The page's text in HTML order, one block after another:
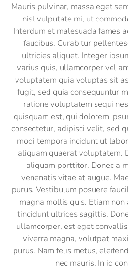
Mauris pulvinar, massa eget
nisl vulputate mi, ut
Interdum et malesuada fames
faucibus. Curabitur
ultricies aliquet. Integer
varius quis, ullamcorper vel
voluptatem quia voluptas sit
fugit, sed quia consequuntur
ratione voluptatem sequi
quisquam est, qui dolorem
consectetur, adipisci velit, sed
modi tempora incidunt ut
aliquam quaerat voluptatem.
aliquam porttitor. Donec a
venenatis vitae at augue.
purus. Vestibulum posuere
magna mollis quis. Etiam
tincidunt ultrices sagittis.
ullamcorper, est eget
viverra magna, volutpat
purus. Nam felis metus,
nec mauris. In id